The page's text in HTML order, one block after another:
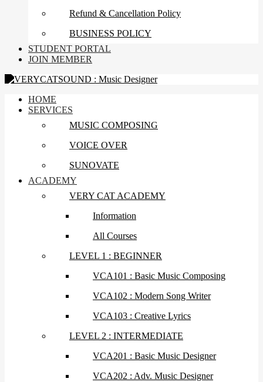
Refund & Cancellation Policy
BUSINESS POLICY
STUDENT PORTAL
JOIN MEMBER
HOME
SERVICES
MUSIC COMPOSING
VOICE OVER
SUNOVATE
ACADEMY
VERY CAT ACADEMY
Information
All Courses
LEVEL 1 : BEGINNER
VCA101 : Basic Music Composing
VCA102 : Modern Song Writer
VCA103 : Creative Lyrics
LEVEL 2 : INTERMEDIATE
VCA201 : Basic Music Designer
VCA202 : Adv. Music Designer